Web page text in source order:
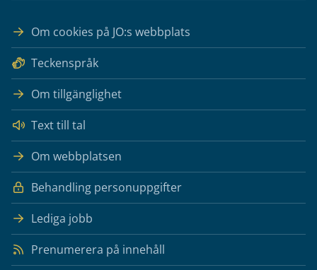
Om cookies på JO:s webbplats
Teckenspråk
Om tillgänglighet
Text till tal
Om webbplatsen
Behandling personuppgifter
Lediga jobb
Prenumerera på innehåll